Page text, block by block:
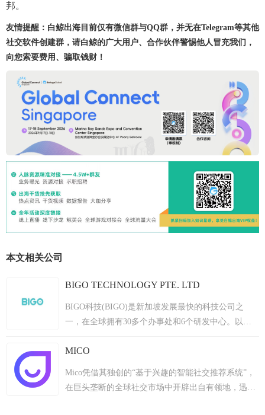
邦。
友情提醒：白鲸出海目前仅有微信群与QQ群，并无在Telegram等其他
社交软件创建群，请白鲸的广大用户、合作伙伴警惕他人冒充我们，
向您索要费用、骗取钱财！
本文相关公司
BIGO TECHNOLOGY PTE. LTD
BIGO科技(BIGO)是新加坡发展最快的科技公司之
一，在全球拥有30多个办事处和6个研发中心。以人
大的人气，在150多个国家拥有近4亿的月活跃用户。
这些包括Bigo Live(流媒体直播)，Likee(短格式视频)
和imo(即时通信)。 BIGO致力于连接世界，让每个人
MICO
Mico凭借其独创的“基于兴趣的智能社交推荐系统”，
在巨头垄断的全球社交市场中开辟出自有领地，迅速